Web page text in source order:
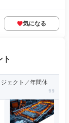
気になる
ト
ェクト／年間休